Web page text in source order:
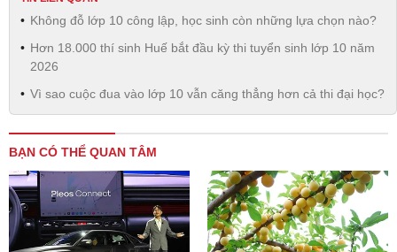
Không đỗ lớp 10 công lập, học sinh còn những lựa chọn nào?
Hơn 18.000 thí sinh Huế bắt đầu kỳ thi tuyển sinh lớp 10 năm
2026
Vì sao cuộc đua vào lớp 10 vẫn căng thẳng hơn cả thi đại học?
BẠN CÓ THỂ QUAN TÂM